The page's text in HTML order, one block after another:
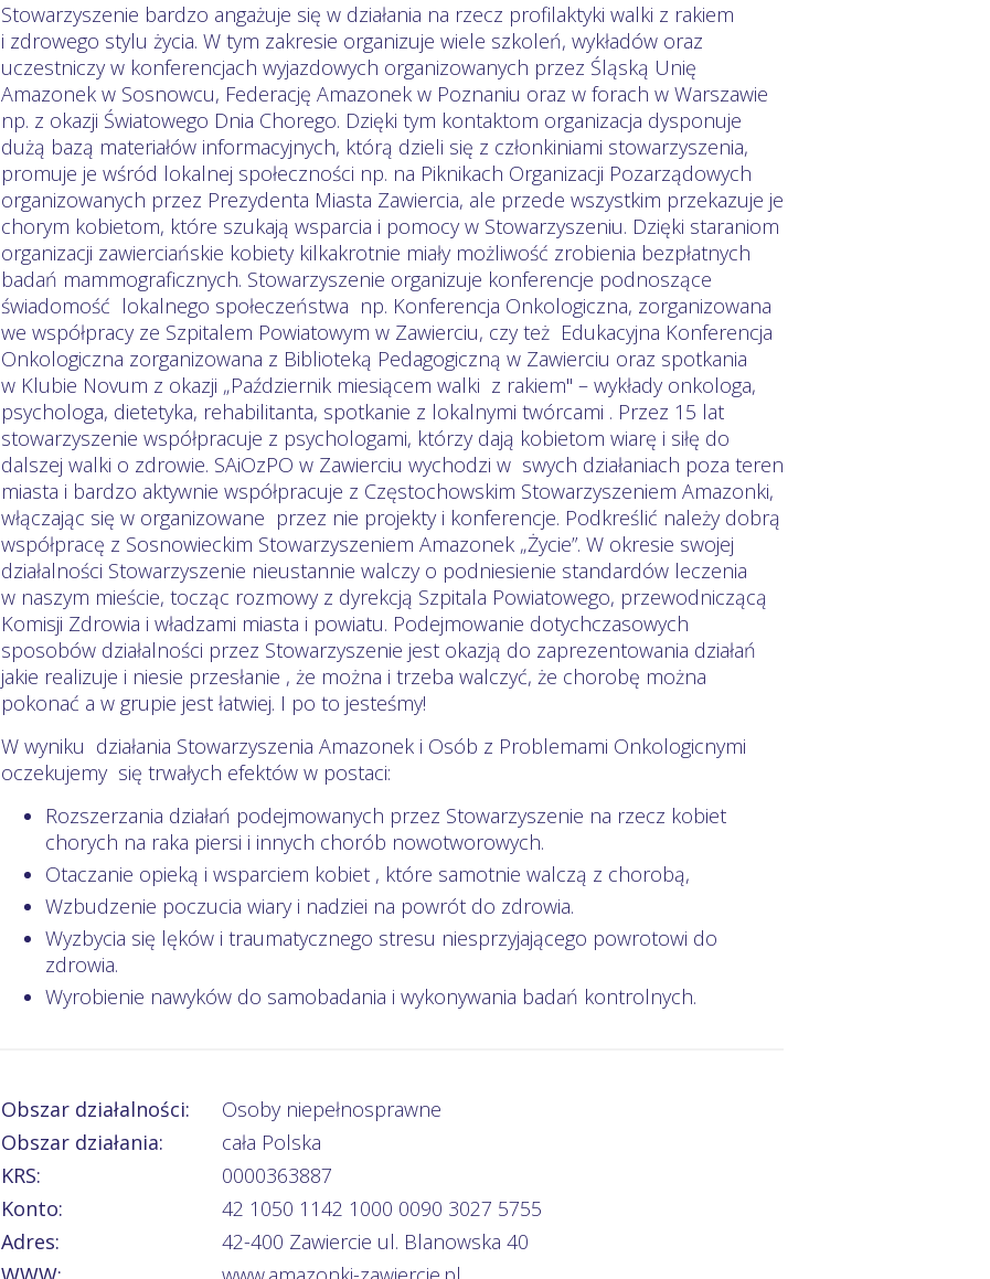
Stowarzyszenie bardzo angażuje się w działania na rzecz profilaktyki walki z rakiem
i zdrowego stylu życia. W tym zakresie organizuje wiele szkoleń, wykładów oraz
uczestniczy w konferencjach wyjazdowych organizowanych przez Śląską Unię
Amazonek w Sosnowcu, Federację Amazonek w Poznaniu oraz w forach w Warszawie
np. z okazji Światowego Dnia Chorego. Dzięki tym kontaktom organizacja dysponuje
dużą bazą materiałów informacyjnych, którą dzieli się z członkiniami stowarzyszenia,
promuje je wśród lokalnej społeczności np. na Piknikach Organizacji Pozarządowych
organizowanych przez Prezydenta Miasta Zawiercia, ale przede wszystkim przekazuje je
chorym kobietom, które szukają wsparcia i pomocy w Stowarzyszeniu. Dzięki staraniom
organizacji zawierciańskie kobiety kilkakrotnie miały możliwość zrobienia bezpłatnych
badań mammograficznych. Stowarzyszenie organizuje konferencje podnoszące
świadomość lokalnego społeczeństwa np. Konferencja Onkologiczna, zorganizowana
we współpracy ze Szpitalem Powiatowym w Zawierciu, czy też Edukacyjna Konferencja
Onkologiczna zorganizowana z Biblioteką Pedagogiczną w Zawierciu oraz spotkania
w Klubie Novum z okazji „Październik miesiącem walki z rakiem" – wykłady onkologa,
psychologa, dietetyka, rehabilitanta, spotkanie z lokalnymi twórcami . Przez 15 lat
stowarzyszenie współpracuje z psychologami, którzy dają kobietom wiarę i siłę do
dalszej walki o zdrowie. SAiOzPO w Zawierciu wychodzi w swych działaniach poza teren
miasta i bardzo aktywnie współpracuje z Częstochowskim Stowarzyszeniem Amazonki,
włączając się w organizowane przez nie projekty i konferencje. Podkreślić należy dobrą
współpracę z Sosnowieckim Stowarzyszeniem Amazonek „Życie”. W okresie swojej
działalności Stowarzyszenie nieustannie walczy o podniesienie standardów leczenia
w naszym mieście, tocząc rozmowy z dyrekcją Szpitala Powiatowego, przewodniczącą
Komisji Zdrowia i władzami miasta i powiatu. Podejmowanie dotychczasowych
sposobów działalności przez Stowarzyszenie jest okazją do zaprezentowania działań
jakie realizuje i niesie przesłanie , że można i trzeba walczyć, że chorobę można
pokonać a w grupie jest łatwiej. I po to jesteśmy!
W wyniku działania Stowarzyszenia Amazonek i Osób z Problemami Onkologicnymi
oczekujemy się trwałych efektów w postaci:
Rozszerzania działań podejmowanych przez Stowarzyszenie na rzecz kobiet
chorych na raka piersi i innych chorób nowotworowych.
Otaczanie opieką i wsparciem kobiet , które samotnie walczą z chorobą,
Wzbudzenie poczucia wiary i nadziei na powrót do zdrowia.
Wyzbycia się lęków i traumatycznego stresu niesprzyjającego powrotowi do
zdrowia.
Wyrobienie nawyków do samobadania i wykonywania badań kontrolnych.
Obszar działalności:
Osoby niepełnosprawne
Obszar działania:
cała Polska
KRS:
0000363887
Konto:
42 1050 1142 1000 0090 3027 5755
Adres:
42-400 Zawiercie ul. Blanowska 40